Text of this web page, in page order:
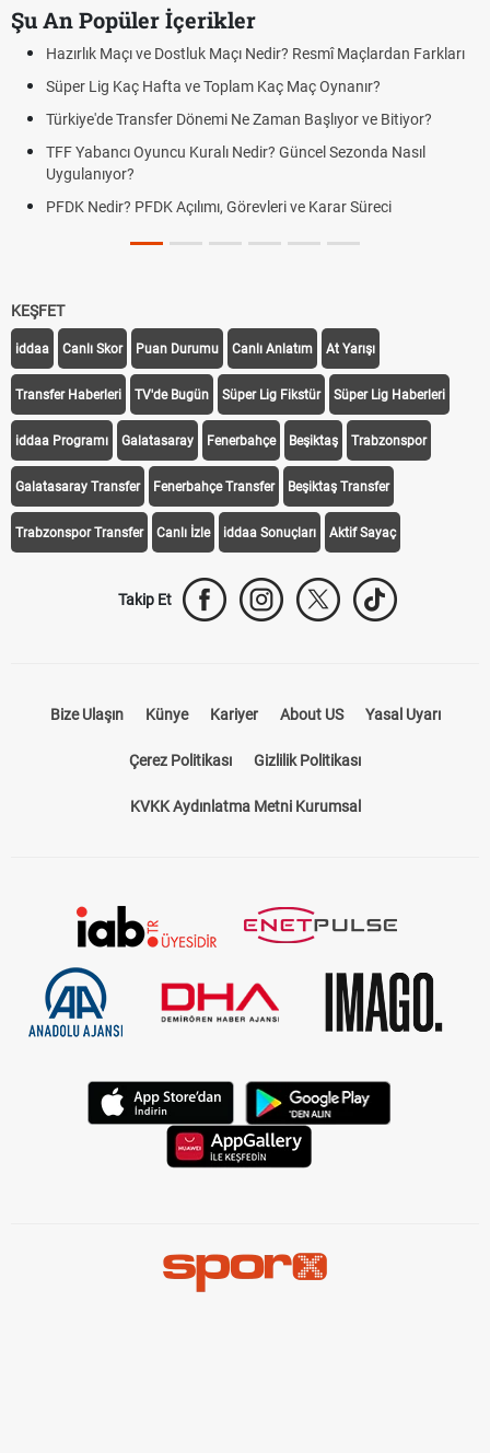
Şu An Popüler İçerikler
Hazırlık Maçı ve Dostluk Maçı Nedir? Resmî Maçlardan Farkları
Süper Lig Kaç Hafta ve Toplam Kaç Maç Oynanır?
Türkiye'de Transfer Dönemi Ne Zaman Başlıyor ve Bitiyor?
TFF Yabancı Oyuncu Kuralı Nedir? Güncel Sezonda Nasıl
Uygulanıyor?
PFDK Nedir? PFDK Açılımı, Görevleri ve Karar Süreci
KEŞFET
iddaa Canlı Skor Puan Durumu Canlı Anlatım At Yarışı
Transfer Haberleri TV'de Bugün Süper Lig Fikstür Süper Lig Haberleri
iddaa Programı Galatasaray Fenerbahçe Beşiktaş Trabzonspor
Galatasaray Transfer Fenerbahçe Transfer Beşiktaş Transfer
Trabzonspor Transfer Canlı İzle iddaa Sonuçları Aktif Sayaç
Takip Et
Bize Ulaşın Künye Kariyer About US Yasal Uyarı
Çerez Politikası Gizlilik Politikası
KVKK Aydınlatma Metni Kurumsal